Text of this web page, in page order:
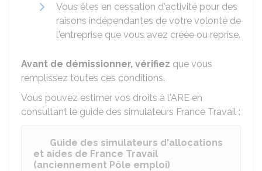
Vous êtes en cessation d'activité pour des
raisons indépendantes de votre volonté de
l'entreprise que vous avez créée ou reprise.
Avant de démissionner, vérifiez que vous
remplissez toutes ces conditions.
Vous pouvez estimer vos droits à l'ARE en
consultant le guide des simulateurs France Travail :
Guide des simulateurs d'allocations
et aides de France Travail
(anciennement Pôle emploi)